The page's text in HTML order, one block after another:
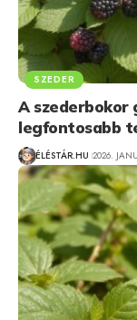
SZEDER
A szederbokor
legfontosabb
ÉLÉSTÁR.HU 2026.